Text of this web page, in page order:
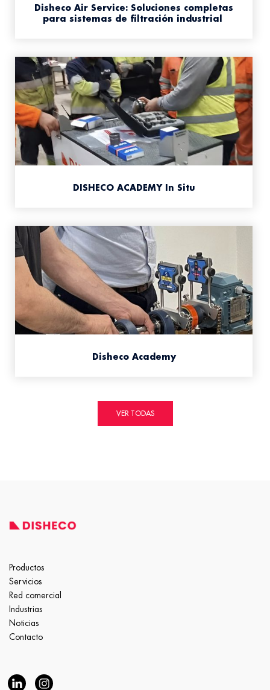
Disheco Air Service: Soluciones completas
para sistemas de filtración industrial
DISHECO ACADEMY In Situ
Disheco Academy
VER TODAS
Productos
Servicios
Red comercial
Industrias
Noticias
Contacto